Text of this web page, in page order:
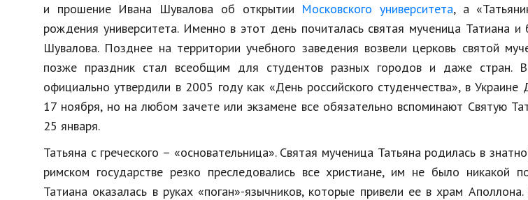
Культура
Авто, мото
Спорт
Знаменитости
Психология и отношения
Творчество и рукоделие
Разное
Работа и бизнес
Еда и напитки
Праздники и подарки
и прошение Ивана Шувалова об открытии Московского университета, а
рождения университета. Именно в этот день почиталась святая мученица Татиана
Шувалова. Позднее на территории учебного заведения возвели церковь святой
позже праздник стал всеобщим для студентов разных городов и даже стран.
официально утвердили в 2005 году как «День российского студенчества», в
17 ноября, но на любом зачете или экзамене все обязательно вспоминают Святую
25 января.
Татьяна с греческого – «основательница». Святая мученица Татьяна родилась в
римском государстве резко преследовались все христиане, им не было никакой
Татиана оказалась в руках «поган»-язычников, которые привели ее в храм